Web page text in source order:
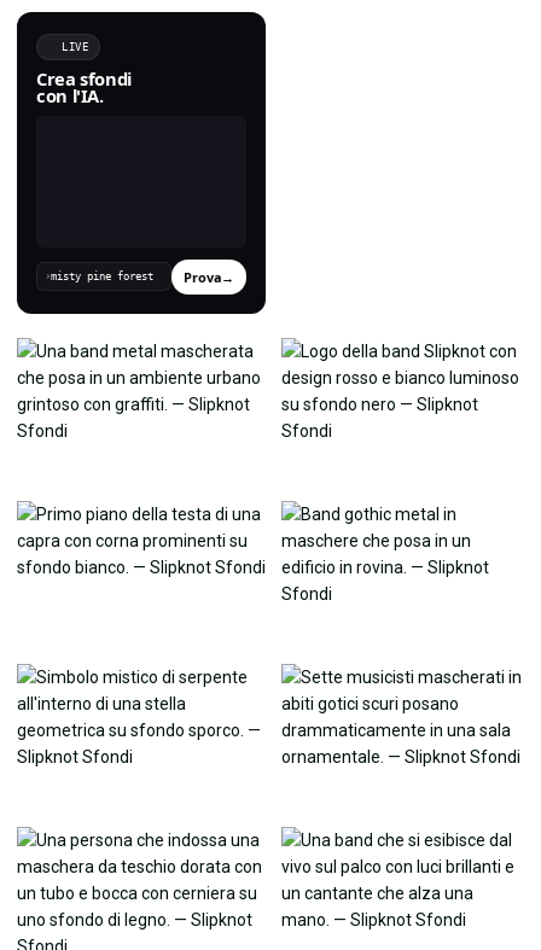
LIVE
Crea sfondi
con l'IA.
› Prova→